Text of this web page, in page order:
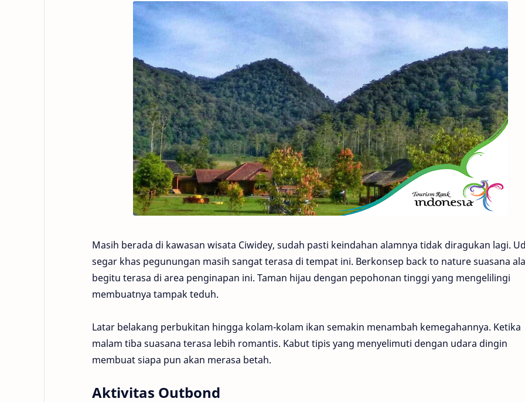
Masih berada di kawasan wisata Ciwidey, sudah pasti keindahan alamnya tidak diragukan lagi.
segar khas pegunungan masih sangat terasa di tempat ini. Berkonsep back to nature suasana
begitu terasa di area penginapan ini. Taman hijau dengan pepohonan tinggi yang mengelilingi
membuatnya tampak teduh.
Latar belakang perbukitan hingga kolam-kolam ikan semakin menambah kemegahannya. Ketika
malam tiba suasana terasa lebih romantis. Kabut tipis yang menyelimuti dengan udara dingin
membuat siapa pun akan merasa betah.
Aktivitas Outbond